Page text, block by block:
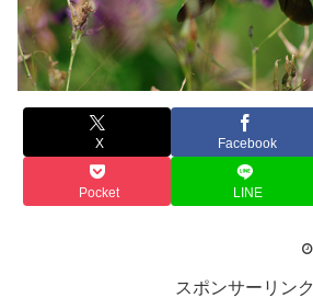
X Facebook
Pocket LINE
スポンサーリンク